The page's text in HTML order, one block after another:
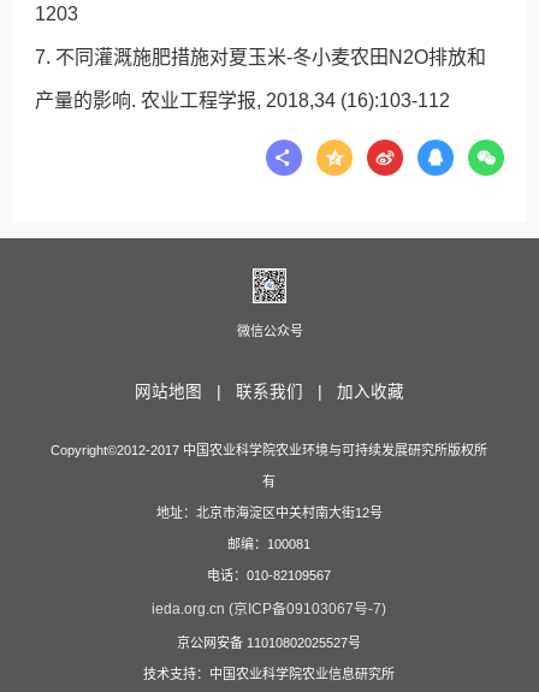
1203
7. 不同灌溉施肥措施对夏玉米-冬小麦农田N2O排放和
产量的影响. 农业工程学报, 2018,34 (16):103-112
微信公众号
网站地图 | 联系我们 | 加入收藏
Copyright©2012-2017 中国农业科学院农业环境与可持续发展研究所版权所
有
地址：北京市海淀区中关村南大街12号
邮编：100081
电话：010-82109567
ieda.org.cn (京ICP备09103067号-7)
京公网安备 11010802025527号
技术支持：中国农业科学院农业信息研究所